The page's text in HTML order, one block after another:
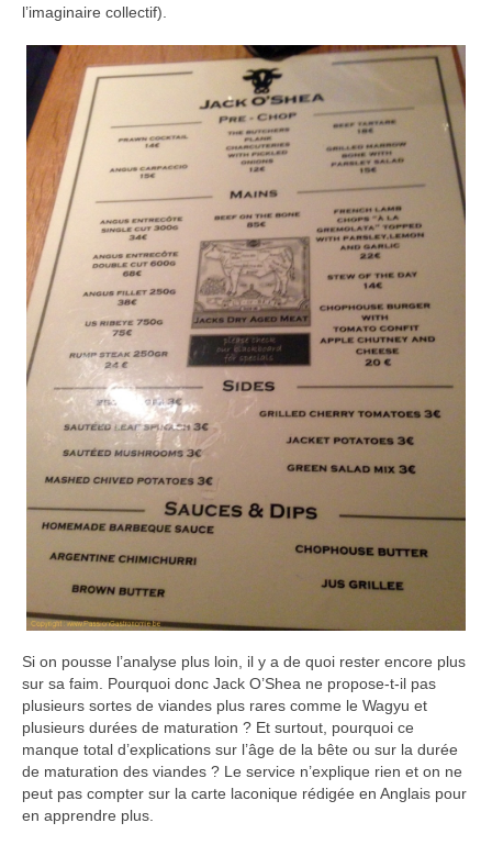
l’imaginaire collectif).
Si on pousse l’analyse plus loin, il y a de quoi rester encore plus
sur sa faim. Pourquoi donc Jack O’Shea ne propose-t-il pas
plusieurs sortes de viandes plus rares comme le Wagyu et
plusieurs durées de maturation ? Et surtout, pourquoi ce
manque total d’explications sur l’âge de la bête ou sur la durée
de maturation des viandes ? Le service n’explique rien et on ne
peut pas compter sur la carte laconique rédigée en Anglais pour
en apprendre plus.